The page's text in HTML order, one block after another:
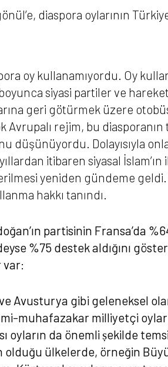
diaspora oylarının
oy kullanamıyordu. Oy
siyasi partiler ve
geri götürmek üzere
rejim, bu diasporanın
düşünüyordu. Dolayısıyla
itibaren siyasal
yeniden gündeme geldi.
hakkı tanındı.
partisinin Fransa’da
%75 destek aldığını
var:
Avusturya gibi geleneksel
muhafazakar milliyetçi
oyların da önemli ṣekilde
olduğu ülkelerde, örneğin